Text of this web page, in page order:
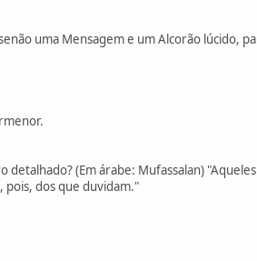
uma Mensagem e um Alcorão lúcido,
(Em árabe: Mufassalan)
pois, dos que duvidam."